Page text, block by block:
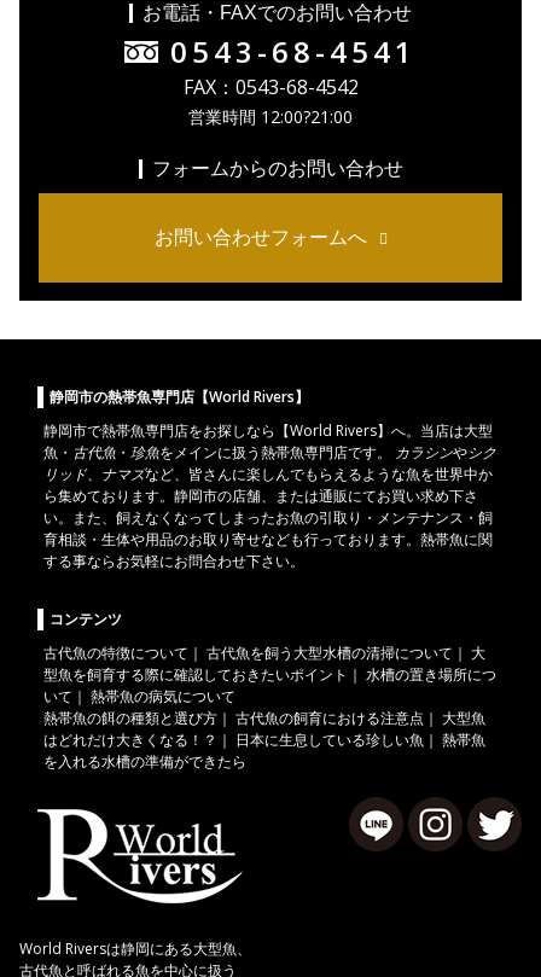
お電話・FAXでのお問い合わせ
0543-68-4541
FAX：0543-68-4542
営業時間 12:00?21:00
フォームからのお問い合わせ
お問い合わせフォームへ
静岡市の熱帯魚専門店【World Rivers】
静岡市で熱帯魚専門店をお探しなら【World Rivers】へ。当店は大型
魚 ・ 古代魚 ・ 珍魚をメインに扱う熱帯魚専門店です。 カラシンやシク
リッド、 ナマズなど、皆さんに楽しんでもらえるような魚を世界中か
ら集めております。静岡市の店舗、または通販にてお買い求め下さ
い。また、飼えなくなってしまったお魚の引取り・メンテナンス・飼
育相談・生体や用品のお取り寄せなども行っております。熱帯魚に関
する事ならお気軽にお問合わせ下さい。
コンテンツ
古代魚の特徴について ｜ 古代魚を飼う大型水槽の清掃について ｜ 大
型魚を飼育する際に確認しておきたいポイント ｜ 水槽の置き場所につ
いて ｜ 熱帯魚の病気について
熱帯魚の餌の種類と選び方 ｜ 古代魚の飼育における注意点 ｜ 大型魚
はどれだけ大きくなる！？ ｜ 日本に生息している珍しい魚 ｜ 熱帯魚
を入れる水槽の準備ができたら
World Riversは静岡にある大型魚、
古代魚と呼ばれる魚を中心に扱う